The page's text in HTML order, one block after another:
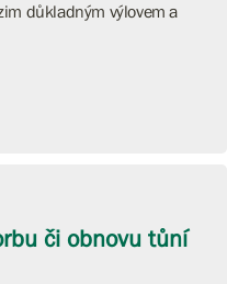
důkladným výlovem a
či obnovu tůní